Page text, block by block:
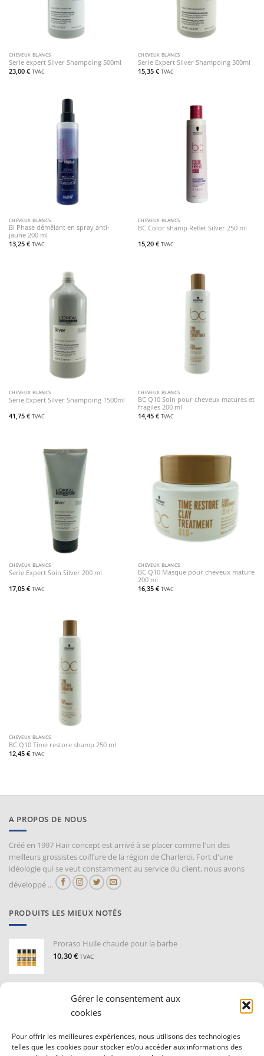
Gérer le consentement aux
cookies
Pour offrir les meilleures expériences, nous utilisons des technologies
telles que les cookies pour stocker et/ou accéder aux informations des
CHEVEUX BLANCS
Serie expert Silver Shampoing 500ml
23,00 € TVAC
CHEVEUX BLANCS
Serie Expert Silver Shampoing 300ml
15,35 € TVAC
CHEVEUX BLANCS
Bi Phase démêlant en spray anti-
jaune 200 ml
13,25 € TVAC
CHEVEUX BLANCS
BC Color shamp Reflet Silver 250 ml
15,20 € TVAC
CHEVEUX BLANCS
Serie Expert Silver Shampoing 1500ml
41,75 € TVAC
CHEVEUX BLANCS
BC Q10 Soin pour cheveux matures et
fragiles 200 ml
14,45 € TVAC
CHEVEUX BLANCS
Serie Expert Soin Silver 200 ml
17,05 € TVAC
CHEVEUX BLANCS
BC Q10 Masque pour cheveux mature
200 ml
16,35 € TVAC
CHEVEUX BLANCS
BC Q10 Time restore shamp 250 ml
12,45 € TVAC
A PROPOS DE NOUS
Créé en 1997 Hair concept est arrivé à se placer comme l'un des
meilleurs grossistes coiffure de la région de Charleroi. Fort d'une
idéologie qui se veut constamment au service du client, nous avons
développé ...
PRODUITS LES MIEUX NOTÉS
Proraso Huile chaude pour la barbe
10,30€ TVAC
€ TVAC
CONDITIONS GÉNÉRALE DE VENTE ET VIE PRIVÉE